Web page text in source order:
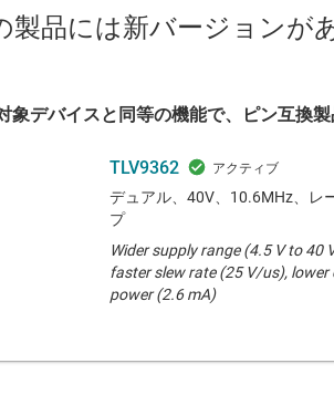
製品には新バージョンが
象デバイスと同等の機能で、ピン互換製
TLV9362
デュアル、40V、10.6MHz、レ
プ
Wider supply range (4.5 V to 40
faster slew rate (25 V/us),
power (2.6 mA)